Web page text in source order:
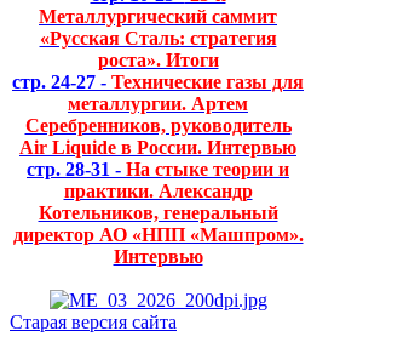
Металлургический саммит
«Русская Сталь: стратегия
роста». Итоги
стр. 24-27 - Технические газы для
металлургии. Артем
Серебренников, руководитель
Air Liquide в России. Интервью
стр. 28-31 - На стыке теории и
практики. Александр
Котельников, генеральный
директор АО «НПП «Машпром».
Интервью
Старая версия сайта